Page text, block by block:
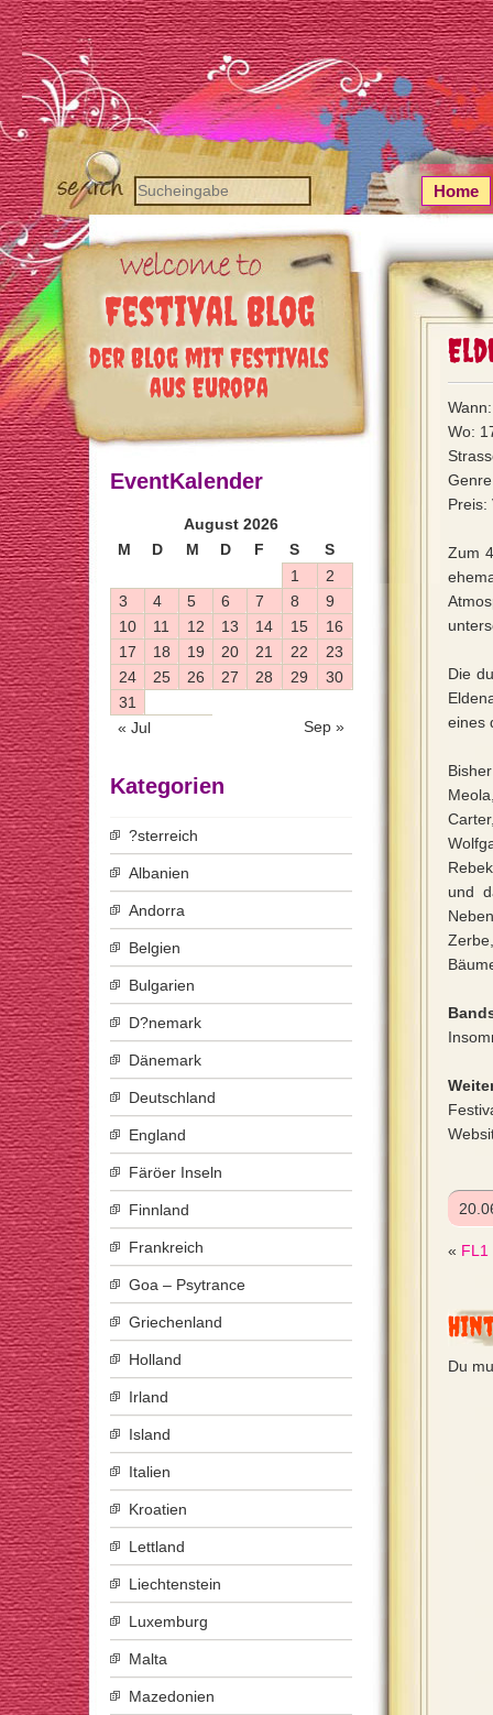
Festival Blog
der Blog mit Festivals
aus Europa
Home
Wo:
Preis:
Zum
Die
eines
und
« FL1
Du
EventKalender
August 2026
M
D M D F S S
« Jul Sep »
1
2
3
4 5 6 7 8
9
10
11 12 13 14 15
16
17
18 19 20 21 22
23
24
25 26 27 28 29
30
31
Kategorien
?sterreich
Albanien
Andorra
Belgien
Bulgarien
D?nemark
Dänemark
Deutschland
England
Färöer Inseln
Finnland
Frankreich
Goa – Psytrance
Griechenland
Holland
Irland
Island
Italien
Kroatien
Lettland
Liechtenstein
Luxemburg
Malta
Mazedonien